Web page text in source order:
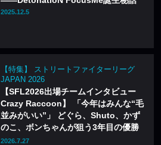
2025.12.5
【特集】 ストリートファイターリーグ
JAPAN 2026
【SFL2026出場チームインタビュー
Crazy Raccoon】 「今年はみんな“毛
並みがいい”」 どぐら、Shuto、かず
のこ、ボンちゃんが狙う3年目の優勝
のカギとは
2026.7.27